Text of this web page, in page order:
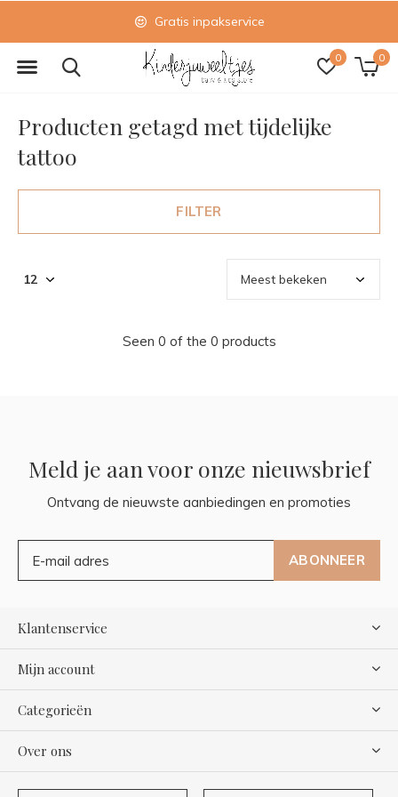
0 0
Gratis inpakservice
Producten getagd met tijdelijke
tattoo
FILTER
Seen 0 of the 0 products
Meld je aan voor onze nieuwsbrief
Ontvang de nieuwste aanbiedingen en promoties
ABONNEER
Klantenservice
Mijn account
Categorieën
Over ons